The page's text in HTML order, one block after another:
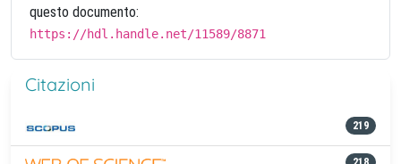
questo documento:
https://hdl.handle.net/11589/8871
Citazioni
219